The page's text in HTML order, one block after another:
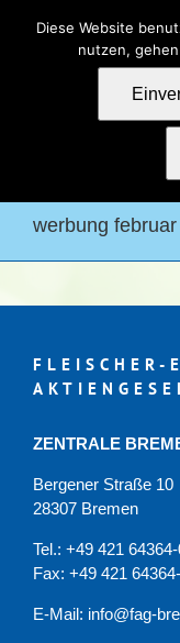
Kontakt
werbung
FLEISCHER-
ZENTRALE
Bergener Straße 10
28307 Bremen
Tel.: +49 421
Fax: +49 421
E-Mail: info@fag-
Diese Website
nutzen,